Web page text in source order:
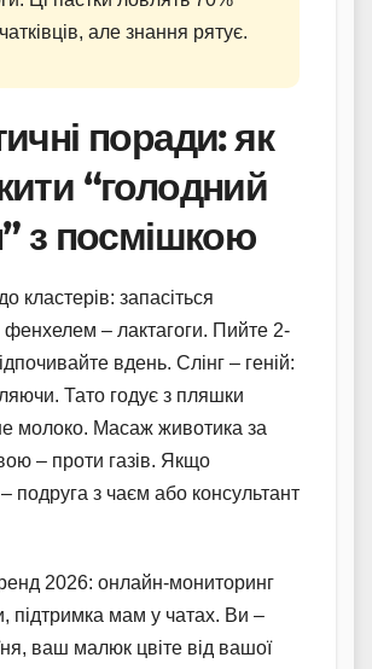
але знання рятує.
поради: як
“голодний
з посмішкою
кластерів: запасіться
фенхелем – лактагоги. Пийте 2-
вдень. Слінг – геній:
Тато годує з пляшки
молоко. Масаж животика за
– проти газів. Якщо
подруга з чаєм або консультант
2026: онлайн-мониторинг
підтримка мам у чатах. Ви –
ваш малюк цвіте від вашої